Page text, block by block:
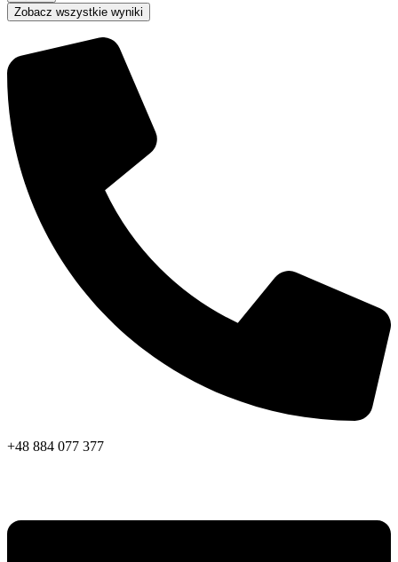
Zobacz wszystkie wyniki
+48 884 077 377